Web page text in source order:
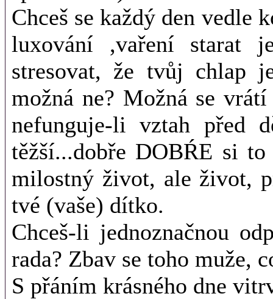
Chceš se každý den vedle
luxování ,vaření starat
stresovat, že tvůj chlap
možná ne? Možná se
nefunguje-li vztah před
těžší...dobře DOBŔE si
milostný život, ale život,
tvé (vaše) dítko.
Chceš-li jednoznačnou
rada? Zbav se toho muže,
S přáním krásného dne